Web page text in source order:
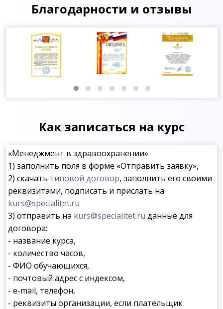
Благодарности и отзывы
Как записаться на курс
«Менеджмент в здравоохранении»
1) заполнить поля в форме «Отправить заявку»,
2) скачать типовой договор, заполнить его своими
реквизитами, подписать и прислать на
kurs@specialitet.ru
3) отправить на kurs@specialitet.ru данные для
договора:
- название курса,
- количество часов,
- ФИО обучающихся,
- почтовый адрес с индексом,
- e-mail, телефон,
- реквизиты организации, если плательщик